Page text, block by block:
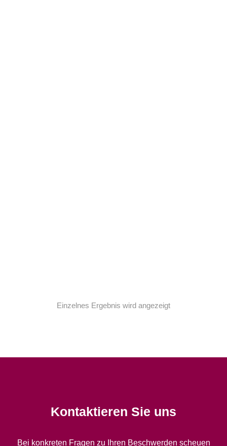
Einzelnes Ergebnis wird angezeigt
Kontaktieren Sie uns
Bei konkreten Fragen zu Ihren Beschwerden scheuen